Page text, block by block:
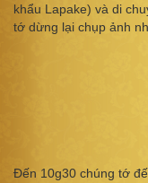
khẩu Lapake) và di
tớ dừng lại chụp ảnh
Đến 10g30 chúng tớ